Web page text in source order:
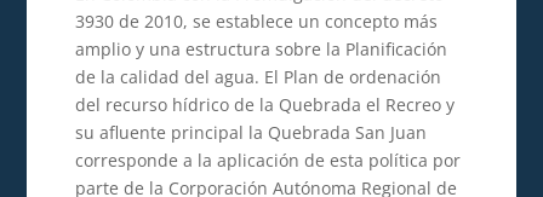
3930 de 2010, se establece un concepto más
amplio y una estructura sobre la Planificación
de la calidad del agua. El Plan de ordenación
del recurso hídrico de la Quebrada el Recreo y
su afluente principal la Quebrada San Juan
corresponde a la aplicación de esta política por
parte de la Corporación Autónoma Regional de